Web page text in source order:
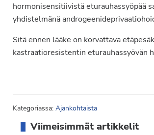
hormonisensitiivistä eturauhassyöpää
yhdistelmänä
Sitä ennen lääke on korvattava
kastraatioresistentin eturauhassyövän
Kategoriassa: Ajankohtaista
sivupalkki
Viimeisimmät artikkelit